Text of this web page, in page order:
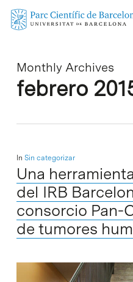
Skip
Monthly Archives
febrero
In Sin categorizar
Una
del IRB
consorcio Pan-
de tumores